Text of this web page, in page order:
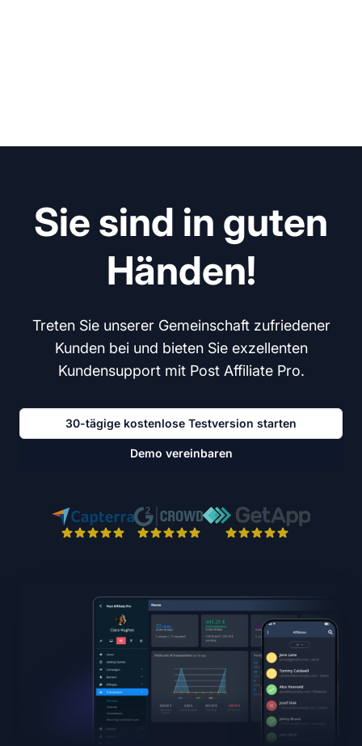
Sie sind in guten
Händen!
Treten Sie unserer Gemeinschaft zufriedener
Kunden bei und bieten Sie exzellenten
Kundensupport mit Post Affiliate Pro.
30-tägige kostenlose Testversion starten
Demo vereinbaren